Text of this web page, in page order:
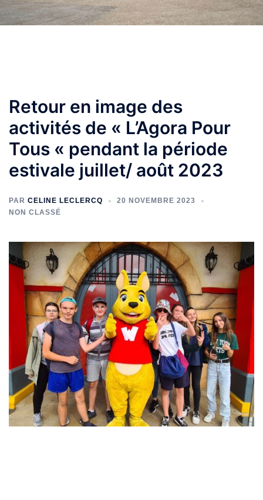
Retour en image des
activités de « L’Agora Pour
Tous « pendant la période
estivale juillet/ août 2023
PAR CELINE LECLERCQ
20 NOVEMBRE 2023
NON CLASSÉ